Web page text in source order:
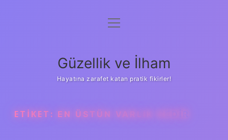
Anasayfa
Yasal Uyarı
menüyü
Güzellik ve İlham
Hayatına zarafet katan pratik fikirler!
ETIKET: EN ÜSTÜN VARLIK NEDIR